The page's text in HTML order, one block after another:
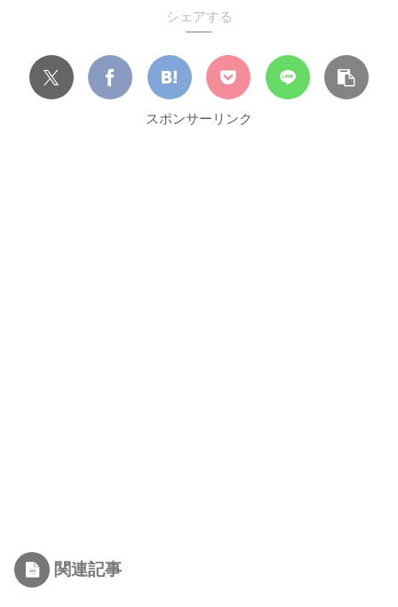
シェアする
スポンサーリンク
関連記事